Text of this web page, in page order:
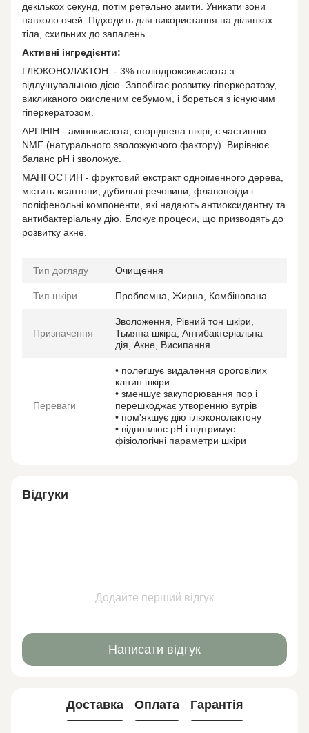
декількох секунд, потім ретельно змити. Уникати зони
навколо очей. Підходить для використання на ділянках
тіла, схильних до запалень.
Активні інгредієнти:
ГЛЮКОНОЛАКТОН - 3% полігідроксикислота з
відлущувальною дією. Запобігає розвитку гіперкератозу,
викликаного окисленим себумом, і бореться з існуючим
гіперкератозом.
АРГІНІН - амінокислота, споріднена шкірі, є частиною
NMF (натурального зволожуючого фактору). Вирівнює
баланс рН і зволожує.
МАНГОСТИН - фруктовий екстракт одноіменного дерева,
містить ксантони, дубильні речовини, флавоноїди і
поліфенольні компоненти, які надають антиоксидантну та
антибактеріальну дію. Блокує процеси, що призводять до
розвитку акне.
Тип догляду Очищення
Тип шкіри Проблемна, Жирна, Комбінована
Призначення
Зволоження, Рівний тон шкіри,
Тьмяна шкіра, Антибактеріальна
дія, Акне, Висипання
Переваги
• полегшує видалення ороговілих
клітин шкіри
• зменшує закупорювання пор і
перешкоджає утворенню вугрів
• пом'якшує дію глюконолактону
• відновлює pH і підтримує
фізіологічні параметри шкіри
Відгуки
Додайте перший відгук
Написати відгук
Доставка Оплата Гарантія